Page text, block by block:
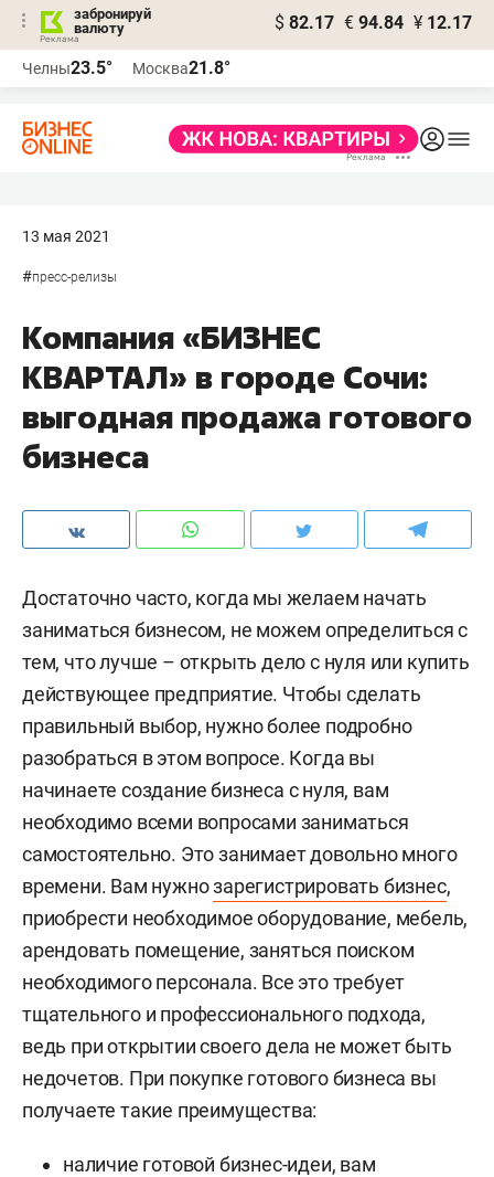
забронируй
валюту
$ 82.17 € 94.84 ¥ 12.17
Челны23.5° Москва21.8°
13 мая 2021
#пресс-релизы
Компания «БИЗНЕС
КВАРТАЛ» в городе Сочи:
выгодная продажа готового
бизнеса
Достаточно часто, когда мы желаем начать
заниматься бизнесом, не можем определиться с
тем, что лучше – открыть дело с нуля или купить
действующее предприятие. Чтобы сделать
правильный выбор, нужно более подробно
разобраться в этом вопросе. Когда вы
начинаете создание бизнеса с нуля, вам
необходимо всеми вопросами заниматься
самостоятельно. Это занимает довольно много
времени. Вам нужнозарегистрировать бизнес,
приобрести необходимое оборудование, мебель,
арендовать помещение, заняться поиском
необходимого персонала. Все это требует
тщательного и профессионального подхода,
ведь при открытии своего дела не может быть
недочетов. При покупке готового бизнеса вы
получаете такие преимущества:
наличие готовой бизнес-идеи, вам